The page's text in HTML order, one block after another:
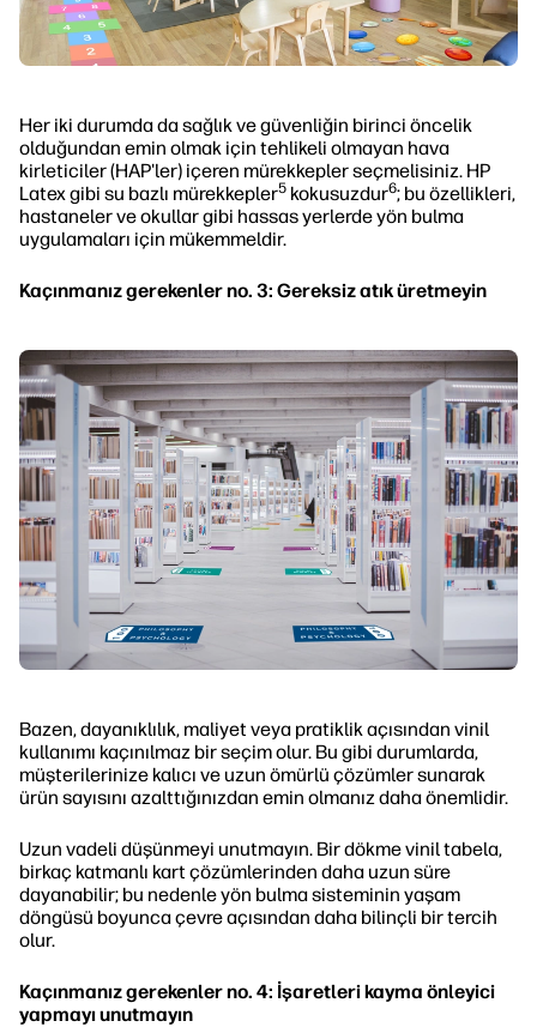
Her iki durumda da sağlık ve güvenliğin birinci öncelik
olduğundan emin olmak için tehlikeli olmayan hava
kirleticiler (HAP'ler) içeren mürekkepler seçmelisiniz. HP
Latex gibi su bazlı mürekkepler5 kokusuzdur6; bu özellikleri,
hastaneler ve okullar gibi hassas yerlerde yön bulma
uygulamaları için mükemmeldir.
Kaçınmanız gerekenler no. 3: Gereksiz atık üretmeyin
Bazen, dayanıklılık, maliyet veya pratiklik açısından vinil
kullanımı kaçınılmaz bir seçim olur. Bu gibi durumlarda,
müşterilerinize kalıcı ve uzun ömürlü çözümler sunarak
ürün sayısını azalttığınızdan emin olmanız daha önemlidir.
Uzun vadeli düşünmeyi unutmayın. Bir dökme vinil tabela,
birkaç katmanlı kart çözümlerinden daha uzun süre
dayanabilir; bu nedenle yön bulma sisteminin yaşam
döngüsü boyunca çevre açısından daha bilinçli bir tercih
olur.
Kaçınmanız gerekenler no. 4: İşaretleri kayma önleyici
yapmayı unutmayın